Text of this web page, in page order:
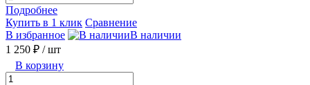
Подробнее
Купить в 1 клик Сравнение
В избранное
В наличии
1 250 ₽ / шт
В корзину